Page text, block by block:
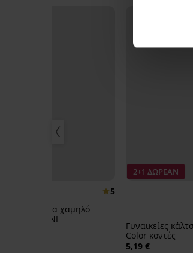
5
για χαμηλό
UNI
2+1 ΔΩΡΕΑΝ
Γυναικείες
Color κοντές
5,19 €